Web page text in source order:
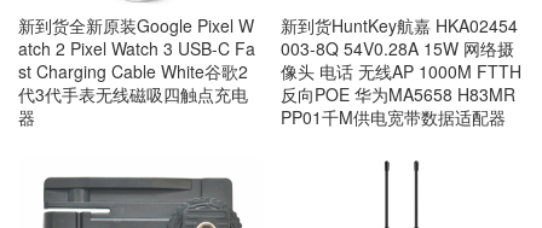
新到货全新原装Google Pixel W
atch 2 Pixel Watch 3 USB-C Fa
st Charging Cable White谷歌2
代3代手表无线磁吸四触点充电
器
新到货HuntKey航嘉 HKA02454
003-8Q 54V0.28A 15W 网络摄
像头 电话 无线AP 1000M FTTH
反向POE 华为MA5658 H83MR
PP01千M供电宽带数据适配器